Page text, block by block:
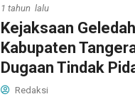
1 tahun lalu
Kejaksaan
Kabupaten
Dugaan Tindak
Redaksi